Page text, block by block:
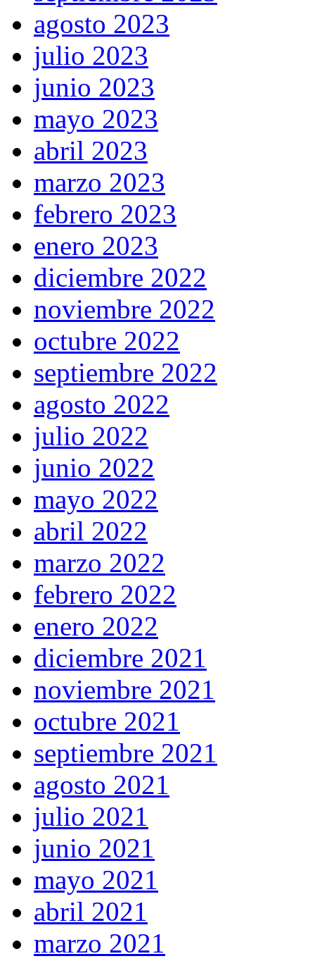
agosto 2023
julio 2023
junio 2023
mayo 2023
abril 2023
marzo 2023
febrero 2023
enero 2023
diciembre 2022
noviembre 2022
octubre 2022
septiembre 2022
agosto 2022
julio 2022
junio 2022
mayo 2022
abril 2022
marzo 2022
febrero 2022
enero 2022
diciembre 2021
noviembre 2021
octubre 2021
septiembre 2021
agosto 2021
julio 2021
junio 2021
mayo 2021
abril 2021
marzo 2021